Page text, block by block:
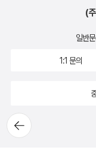
뒤로가
기
(
일반
1:1 문의